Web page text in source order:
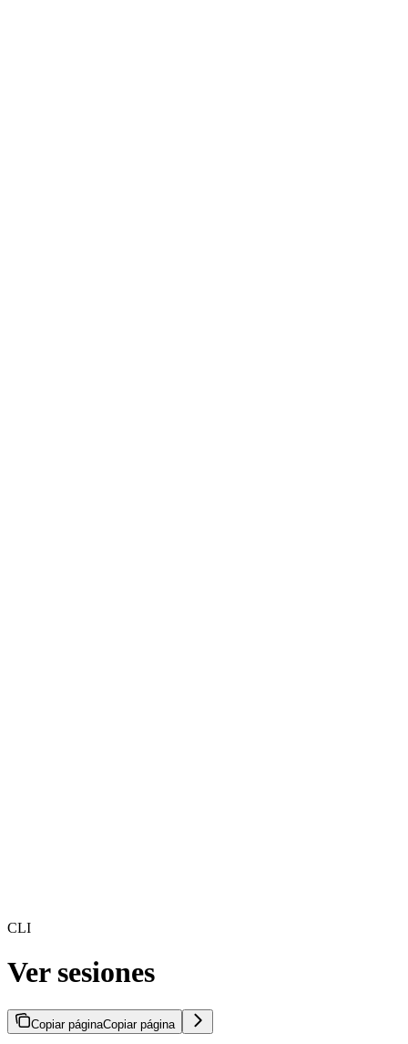
CLI
Ver sesiones
Copiar páginaCopiar página